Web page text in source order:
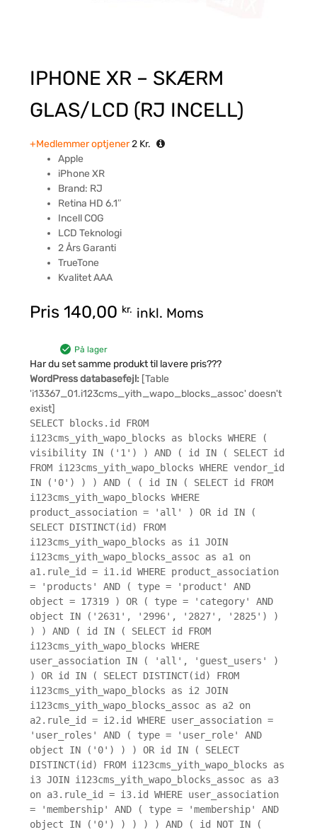
IPHONE XR – SKÆRM
GLAS/LCD (RJ INCELL)
+Medlemmer optjener2 Kr.
Apple
iPhone XR
Brand: RJ
Retina HD 6.1″
Incell COG
LCD Teknologi
2 Års Garanti
TrueTone
Kvalitet AAA
Pris 140,00 kr. inkl. Moms
På lager
Har du set samme produkt til lavere pris???
WordPress databasefejl: [Table
'i13367_01.i123cms_yith_wapo_blocks_assoc' doesn't
exist]
SELECT blocks.id FROM
i123cms_yith_wapo_blocks as blocks WHERE (
visibility IN ('1') ) AND ( id IN ( SELECT id
FROM i123cms_yith_wapo_blocks WHERE vendor_id
IN ('0') ) ) AND ( ( id IN ( SELECT id FROM
i123cms_yith_wapo_blocks WHERE
product_association = 'all' ) OR id IN (
SELECT DISTINCT(id) FROM
i123cms_yith_wapo_blocks as i1 JOIN
i123cms_yith_wapo_blocks_assoc as a1 on
a1.rule_id = i1.id WHERE product_association
= 'products' AND ( type = 'product' AND
object = 17319 ) OR ( type = 'category' AND
object IN ('2631', '2996', '2827', '2825') )
) ) AND ( id IN ( SELECT id FROM
i123cms_yith_wapo_blocks WHERE
user_association IN ( 'all', 'guest_users' )
) OR id IN ( SELECT DISTINCT(id) FROM
i123cms_yith_wapo_blocks as i2 JOIN
i123cms_yith_wapo_blocks_assoc as a2 on
a2.rule_id = i2.id WHERE user_association =
'user_roles' AND ( type = 'user_role' AND
object IN ('0') ) ) OR id IN ( SELECT
DISTINCT(id) FROM i123cms_yith_wapo_blocks as
i3 JOIN i123cms_yith_wapo_blocks_assoc as a3
on a3.rule_id = i3.id WHERE user_association
= 'membership' AND ( type = 'membership' AND
object IN ('0') ) ) ) ) AND ( id NOT IN (